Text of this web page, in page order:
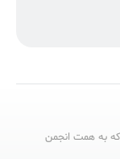
به همت انجمن